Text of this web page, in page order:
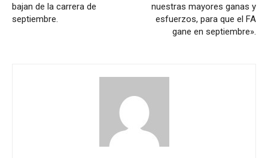
bajan de la carrera de
septiembre.
nuestras mayores ganas y
esfuerzos, para que el FA
gane en septiembre».